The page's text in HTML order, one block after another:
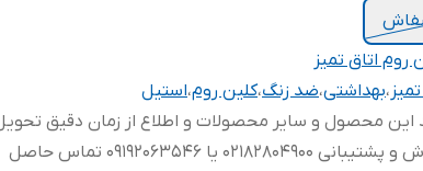
روم اتاق تمیز
،بهداشتی،ضد زنگ،کلین روم،استیل
این محصول و سایر محصولات و اطلاع از زمان دقیق
شماره فروش و پشتیبانی 02182804900 یا 09192063546 تماس حاصل